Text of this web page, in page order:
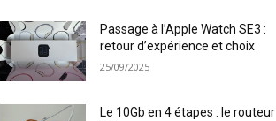
Passage à l’Apple Watch SE3 :
retour d’expérience et choix
25/09/2025
Le 10Gb en 4 étapes : le routeur